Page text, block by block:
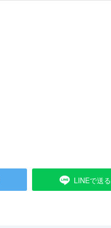
LINEで送る